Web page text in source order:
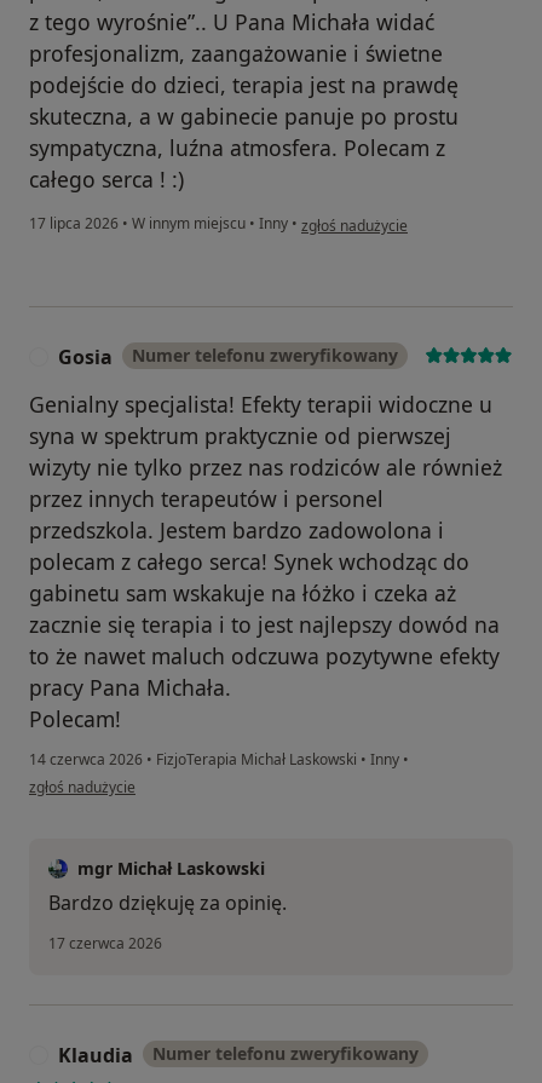
z tego wyrośnie”.. U Pana Michała widać
profesjonalizm, zaangażowanie i świetne
podejście do dzieci, terapia jest na prawdę
skuteczna, a w gabinecie panuje po prostu
sympatyczna, luźna atmosfera. Polecam z
całego serca ! :)
17 lipca 2026 • W innym miejscu • Inny • w opinii użytkownika Agata
zgłoś nadużycie
Gosia Numer telefonu zweryfikowany
Genialny specjalista! Efekty terapii widoczne u
syna w spektrum praktycznie od pierwszej
wizyty nie tylko przez nas rodziców ale również
przez innych terapeutów i personel
przedszkola. Jestem bardzo zadowolona i
polecam z całego serca! Synek wchodząc do
gabinetu sam wskakuje na łóżko i czeka aż
zacznie się terapia i to jest najlepszy dowód na
to że nawet maluch odczuwa pozytywne efekty
pracy Pana Michała.
Polecam!
14 czerwca 2026 • FizjoTerapia Michał Laskowski • Inny •
w opinii użytkownika Gosia
zgłoś nadużycie
mgr Michał Laskowski
Bardzo dziękuję za opinię.
17 czerwca 2026
Klaudia Numer telefonu zweryfikowany